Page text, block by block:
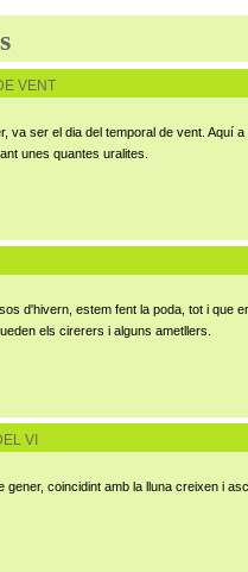
VENT
va ser el dia del temporal de vent.
unes quantes uralites.
d'hivern, estem fent la poda, tot i que
els cirerers i alguns ametllers.
VI
gener, coincidint amb la lluna creixen i